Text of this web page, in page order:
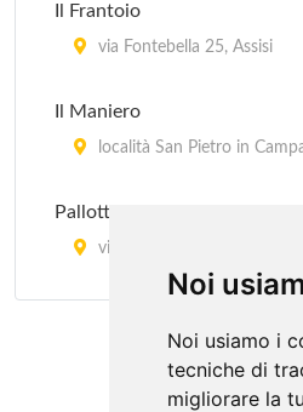
Noi
Noi usiamo i
tecniche di
migliorare la
Il Frantoio
via Fontebella 25, Assisi
Il Maniero
località San Pietro in
Pallotta
vicolo della Volta Pinta ,
via San Bernardino da